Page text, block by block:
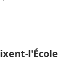
l'École